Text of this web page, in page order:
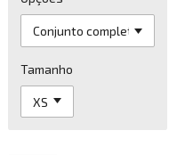
Tamanho